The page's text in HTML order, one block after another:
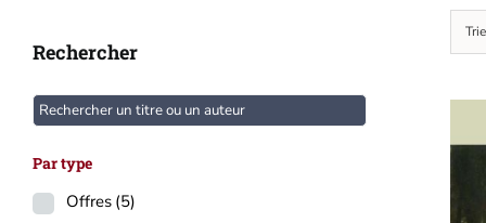
Rechercher
Par type
Offres (5)